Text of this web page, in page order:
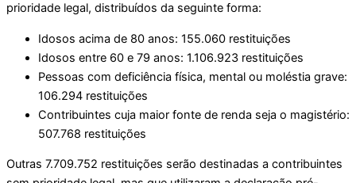
prioridade legal, distribuídos da seguinte forma:
Idosos acima de 80 anos: 155.060 restituições
Idosos entre 60 e 79 anos: 1.106.923 restituições
Pessoas com deficiência física, mental ou moléstia grave:
106.294 restituições
Contribuintes cuja maior fonte de renda seja o magistério:
507.768 restituições
Outras 7.709.752 restituições serão destinadas a contribuintes